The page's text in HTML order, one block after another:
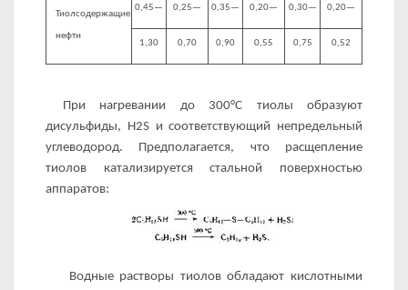
Тиолсодержащие
нефти
0,45— 0,25— 0,35— 0,20— 0,30— 0,20—
1,30 0,70 0,90 0,55 0,75 0,52
При нагревании до 300°С тиолы образуют
дисульфиды, Н2S и соответствующий непредельный
углеводо­род. Предполагается, что расщепление
тиолов катализируется стальной поверхностью
аппаратов:
Водные растворы тиолов обладают кислотными